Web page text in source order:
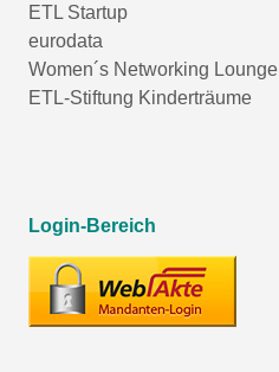
ETL Startup
eurodata
Women´s Networking Lounge
ETL-Stiftung Kinderträume
Login-Bereich